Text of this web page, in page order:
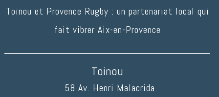
Toinou et Provence Rugby : un partenariat local qui
fait vibrer Aix-en-Provence
Toinou
58 Av. Henri Malacrida